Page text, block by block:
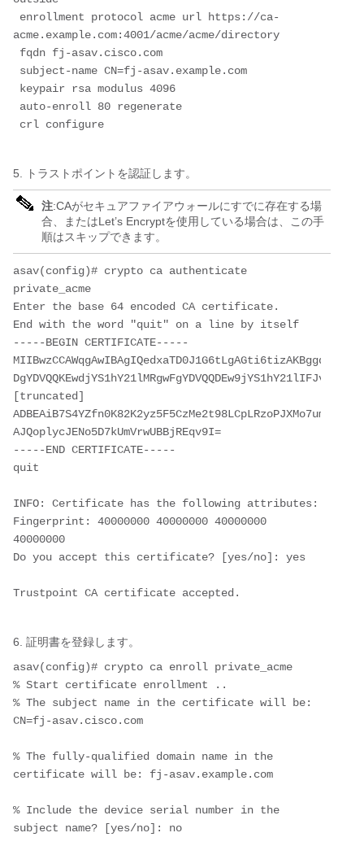
acme.example.com:4001/acme/acme/directory
fqdn fj-asav.cisco.com
subject-name CN=fj-asav.example.com
keypair rsa modulus 4096
auto-enroll 80 regenerate
crl configure
5. トラストポイントを認証します。
注:CAがセキュアファイアウォールにすでに存在する場
合、またはLet’s Encryptを使用している場合は、この手
順はスキップできます。
asav(config)# crypto ca authenticate
private_acme
Enter the base 64 encoded CA certificate.
End with the word "quit" on a line by itself
-----BEGIN CERTIFICATE-----
[truncated]
AJQoplycJENo5D7kUmVrwUBBjREqv9I=
-----END CERTIFICATE-----
quit
INFO: Certificate has the following attributes:
Fingerprint: 40000000 40000000 40000000
40000000
Do you accept this certificate? [yes/no]: yes
Trustpoint CA certificate accepted.
6. 証明書を登録します。
asav(config)# crypto ca enroll private_acme
% Start certificate enrollment ..
% The subject name in the certificate will be:
CN=fj-asav.cisco.com
% The fully-qualified domain name in the
certificate will be: fj-asav.example.com
% Include the device serial number in the
subject name? [yes/no]: no